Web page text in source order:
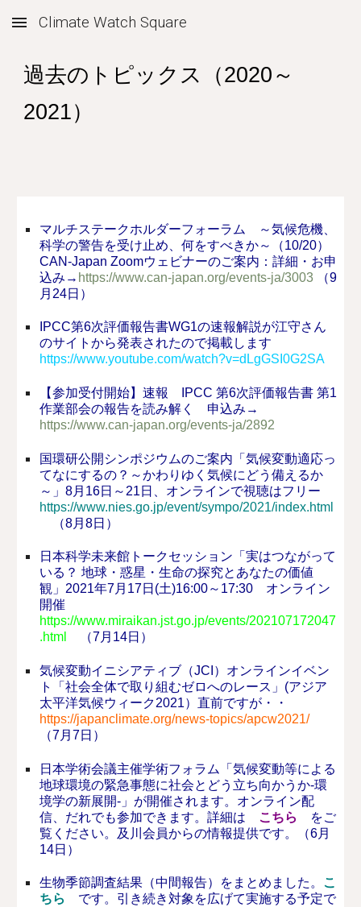
Skip to main content
Climate Watch Square
過去のトピックス（2020～
2021）
マルチステークホルダーフォーラム ～気候危機、
科学の警告を受け止め、何をすべきか～（10/20）
CAN-Japan Zoomウェビナーのご案内：詳細・お申
込み→ https://www.can-japan.org/events-ja/3003 （9
月24日）
IPCC第6次評価報告書WG1の速報解説が江守さん
のサイトから発表されたので掲載します
https://www.youtube.com/watch?v=dLgGSI0G2SA
【参加受付開始】速報 IPCC 第6次評価報告書 第1
作業部会の報告を読み解く 申込み→
https://www.can-japan.org/events-ja/2892
国環研公開シンポジウムのご案内「気候変動適応っ
てなにするの？～かわりゆく気候にどう備えるか
～」8月16日～21日、オンラインで視聴はフリー
https://www.nies.go.jp/event/sympo/2021/index.html
（8月8日）
日本科学未来館トークセッション「実はつながって
いる？ 地球・惑星・生命の探究とあなたの価値
観」2021年7月17日(土)16:00～17:30 オンライン
開催
https://www.miraikan.jst.go.jp/events/202107172047
.html
（7月14日）
気候変動イニシアティブ（JCI）オンラインイベン
ト「社会全体で取り組むゼロへのレース」(アジア
太平洋気候ウィーク2021）直前ですが・・
https://japanclimate.org/news-topics/apcw2021/
（7月7日）
日本学術会議主催学術フォラム「気候変動等による
地球環境の緊急事態に社会とどう立ち向かうか‐環
境学の新展開‐」が開催されます。オンライン配
信、だれでも参加できます。詳細は こちら
をご
覧ください。及川会員からの情報提供です。（6月
14日）
生物季節調査結果（中間報告）をまとめました。 こ
ちら
です。引き続き対象を広げて実施する予定で